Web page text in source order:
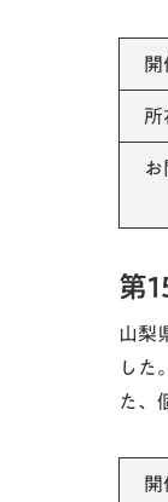
開
所
お
第
山梨
した
た、
開